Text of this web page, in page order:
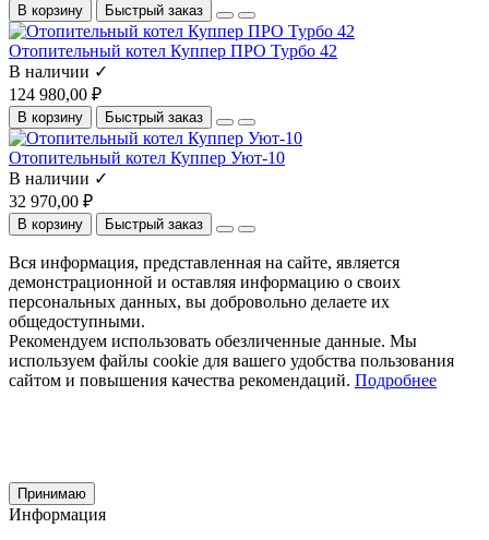
В корзину Быстрый заказ
Отопительный котел Куппер ПРО Турбо 42
В наличии ✓
124 980,00 ₽
В корзину Быстрый заказ
Отопительный котел Куппер Уют-10
В наличии ✓
32 970,00 ₽
В корзину Быстрый заказ
Вся информация, представленная на сайте, является
демонстрационной и оставляя информацию о своих
персональных данных, вы добровольно делаете их
общедоступными.
Рекомендуем использовать обезличенные данные. Мы
используем файлы cookie для вашего удобства пользования
сайтом и повышения качества рекомендаций. Подробнее
Принимаю
Информация